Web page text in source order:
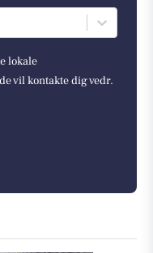
lokale
vil kontakte dig vedr.